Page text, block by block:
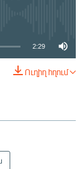
2:29
Ուղիղ հղում